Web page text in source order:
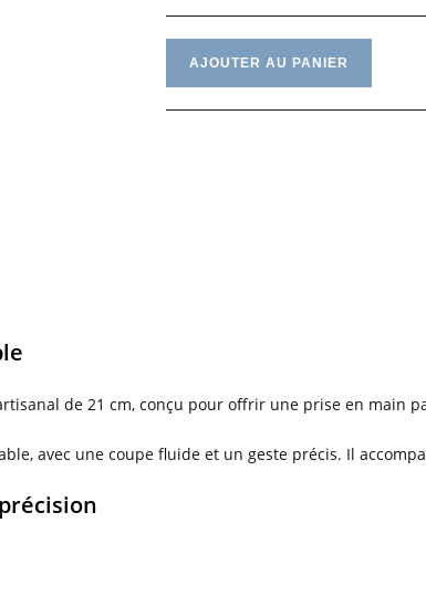
AJOUTER AU PANIER
de 21 cm, conçu pour offrir une prise en main
avec une coupe fluide et un geste précis. Il